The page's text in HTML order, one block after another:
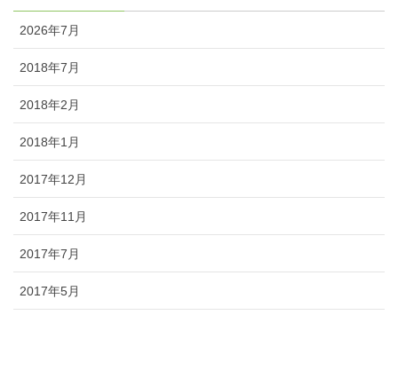
2026年7月
2018年7月
2018年2月
2018年1月
2017年12月
2017年11月
2017年7月
2017年5月